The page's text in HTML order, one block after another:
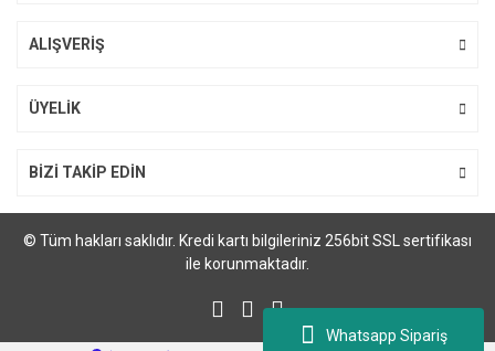
Whatsapp Sipariş
ALIŞVERİŞ
ÜYELİK
BİZİ TAKİP EDİN
© Tüm hakları saklıdır. Kredi kartı bilgileriniz 256bit SSL sertifikası
ile korunmaktadır.